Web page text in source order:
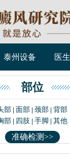
泰州设备 医
部位
部 面部 |颈部 |背部
部
四肢 |手脚 |其他
准确检测>>